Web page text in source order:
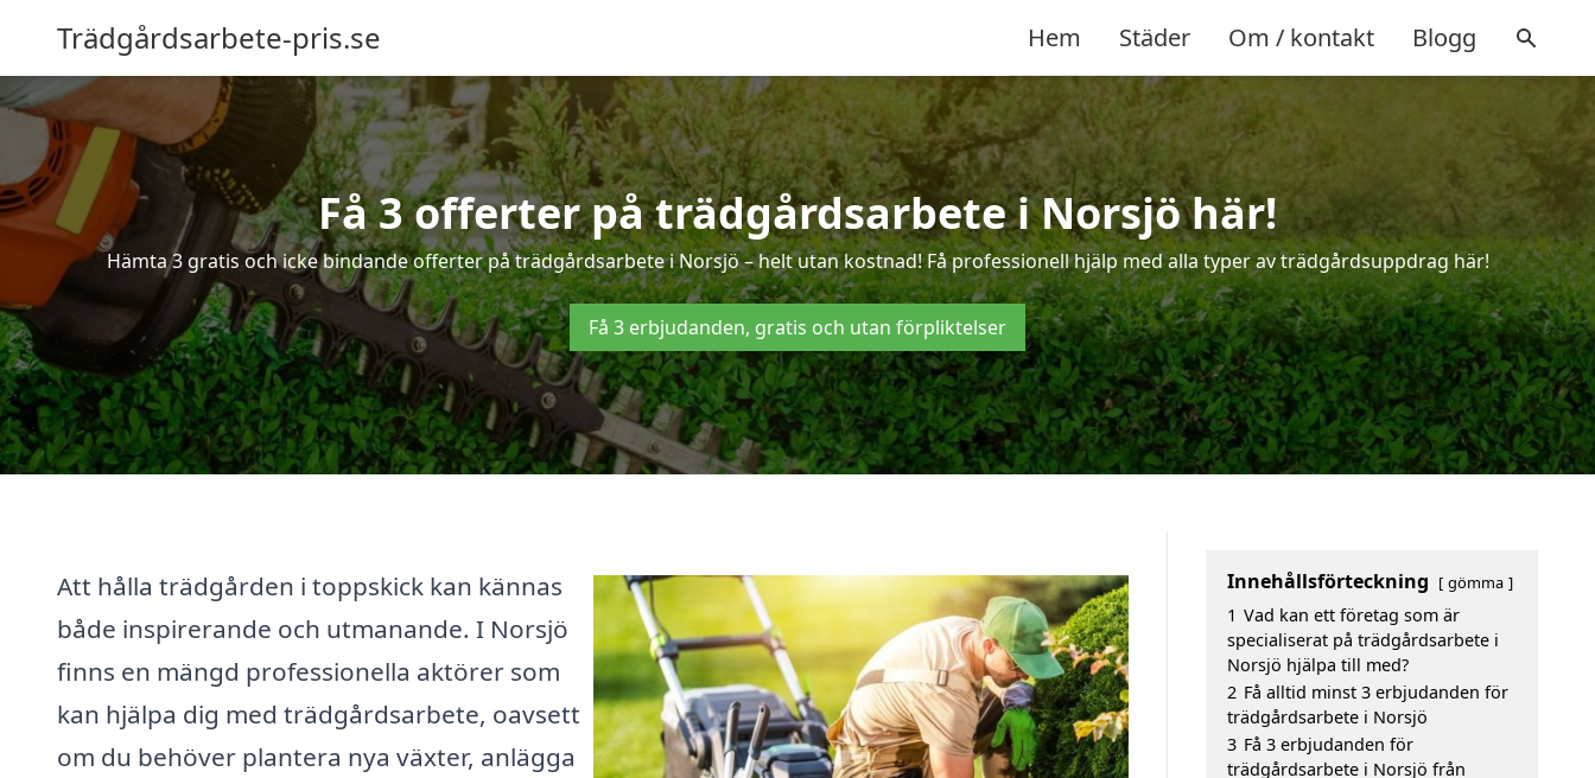
Trädgårdsarbete-pris.se Hem Städer Om / kontakt Blogg
Få 3 offerter på trädgårdsarbete i Norsjö här!
Hämta 3 gratis och icke bindande offerter på trädgårdsarbete i Norsjö – helt utan kostnad! Få professionell hjälp med alla typer av trädgårdsuppdrag här!
Få 3 erbjudanden, gratis och utan förpliktelser
Att hålla trädgården i toppskick kan kännas
både inspirerande och utmanande. I Norsjö
finns en mängd professionella aktörer som
kan hjälpa dig med trädgårdsarbete, oavsett
om du behöver plantera nya växter, anlägga
Innehållsförteckning gömma
1 Vad kan ett företag som är
specialiserat på trädgårdsarbete i
Norsjö hjälpa till med?
2 Få alltid minst 3 erbjudanden för
trädgårdsarbete i Norsjö
3 Få 3 erbjudanden för
trädgårdsarbete i Norsjö från